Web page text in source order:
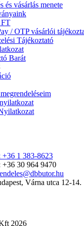
és vásárlás menete
/ OTP vásárlói
Tájékoztató
Barát
+36 1 383-8623
+36 30 964 9470
Várna utca 12-14.
2026